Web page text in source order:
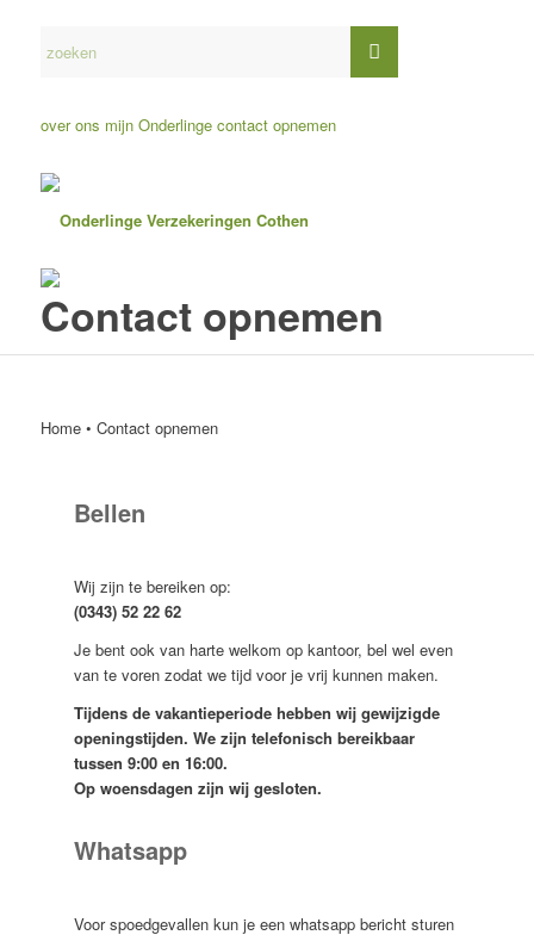
over ons mijn Onderlinge contact opnemen
Contact opnemen
Home• Contact opnemen
Bellen
Wij zijn te bereiken op:
(0343) 52 22 62
Je bent ook van harte welkom op kantoor, bel wel even
van te voren zodat we tijd voor je vrij kunnen maken.
Tijdens de vakantieperiode hebben wij gewijzigde
openingstijden. We zijn telefonisch bereikbaar
tussen 9:00 en 16:00.
Op woensdagen zijn wij gesloten.
Whatsapp
Voor spoedgevallen kun je een whatsapp bericht sturen